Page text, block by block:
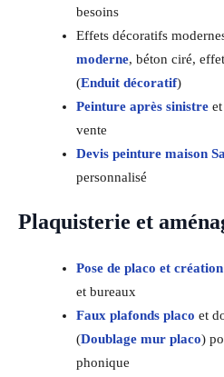
besoins
Effets décoratifs
moderne, béton ciré,
(Enduit décoratif)
Peinture après sinistreet
vente
Devis peinture maison
personnalisé
Plaquisterie et
Pose de placo et
et bureaux
Faux plafonds placo et
(Doublage mur placo)
phonique